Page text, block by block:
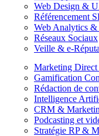
Web Design &
Référencement
Web Analytics &
Réseaux Sociaux
Veille & e-
Marketing
Gamification
Rédaction de
Intelligence
CRM &
Podcasting et
Stratégie RP &